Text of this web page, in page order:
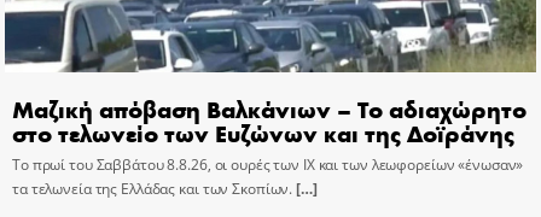
Μαζική απόβαση Βαλκάνιων – Το αδιαχώρητο
στο τελωνείο των Ευζώνων και της Δοϊράνης
Το πρωί του Σαββάτου 8.8.26, οι ουρές των ΙΧ και των λεωφορείων «ένωσαν»
τα τελωνεία της Ελλάδας και των Σκοπίων.[…]